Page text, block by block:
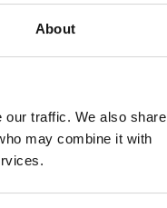
About
our traffic. We also share
may combine it with